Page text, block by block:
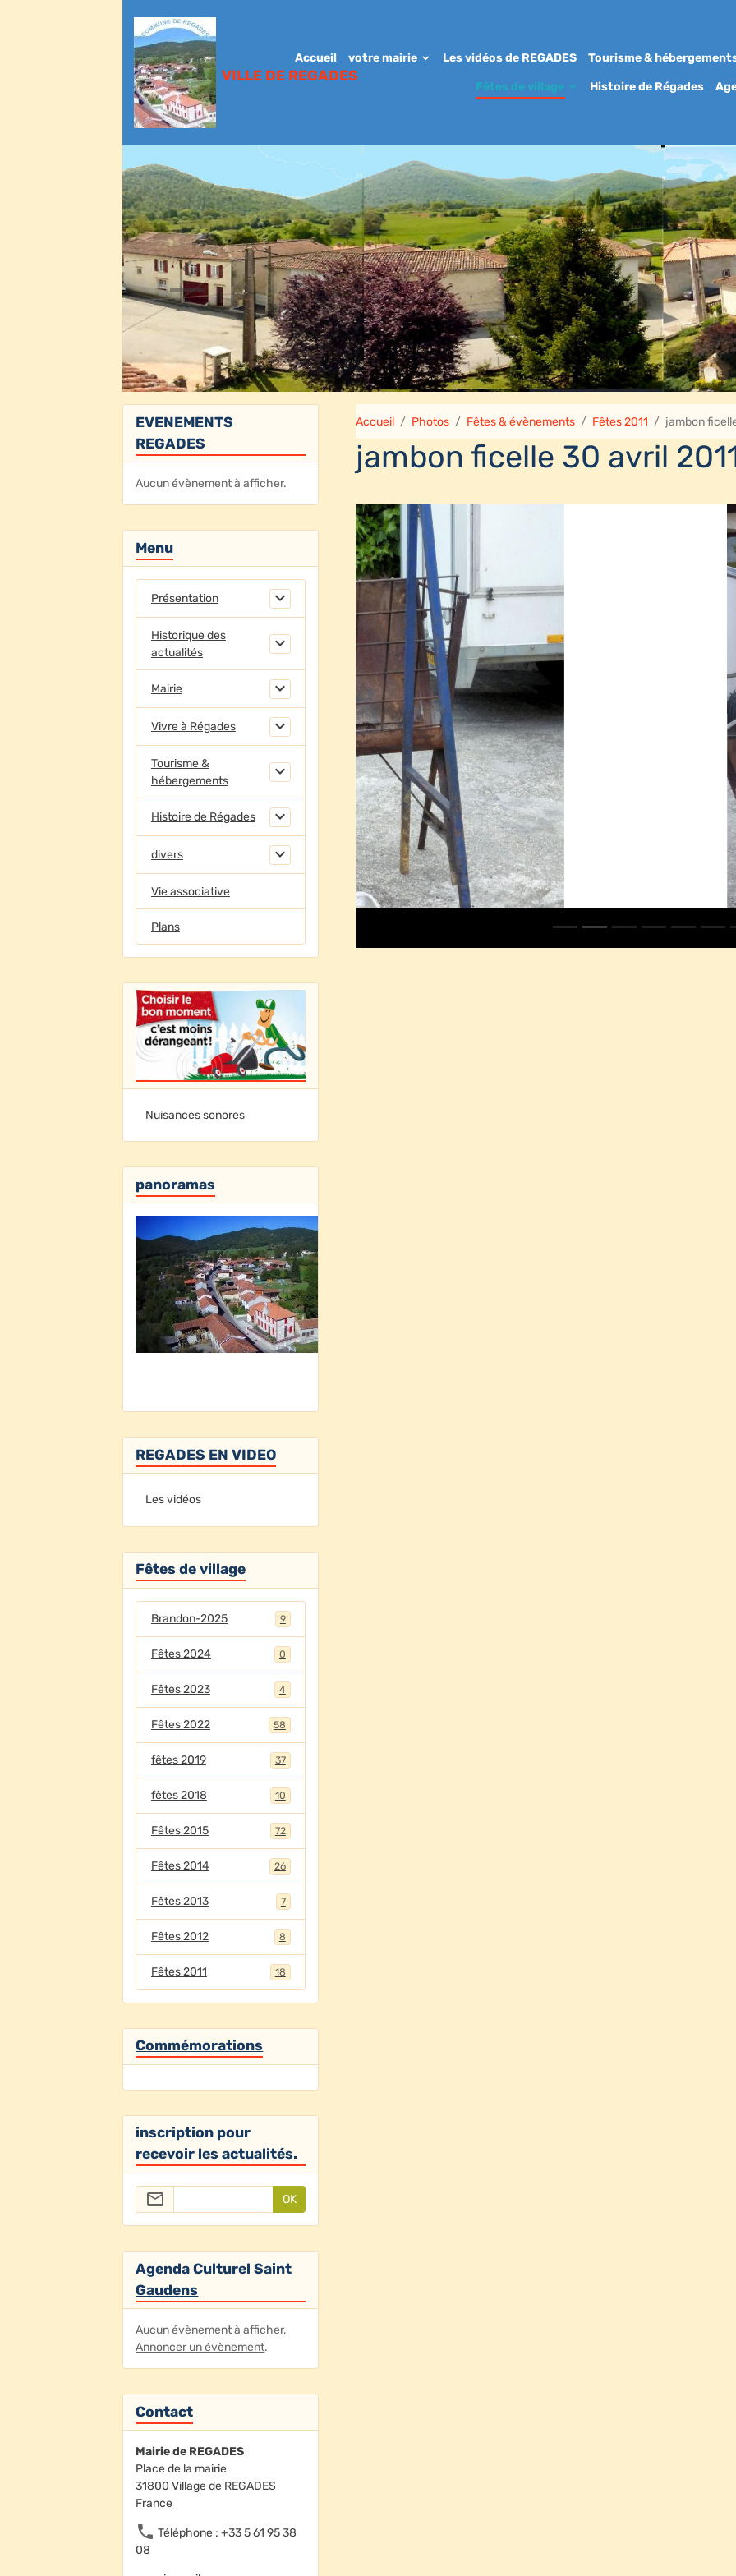
VILLE DE REGADES
Accueil votre mairie Les vidéos de REGADES Tourisme &
Fêtes de village Histoire de Régades
Accueil Photos Fêtes & évènements Fêtes 2011 jambon
jambon ficelle 30 avril
deux magifiques
EVENEMENTS
REGADES
Aucun évènement à afficher.
Menu
Présentation
Historique des
actualités
Mairie
Vivre à Régades
Tourisme &
hébergements
Histoire de Régades
divers
Vie associative
Plans
Nuisances sonores
panoramas
REGADES EN VIDEO
Les vidéos
Fêtes de village
Brandon-2025 9
Fêtes 2024 0
Fêtes 2023 4
Fêtes 2022 58
fêtes 2019 37
fêtes 2018 10
Fêtes 2015 72
Fêtes 2014 26
Fêtes 2013 7
Fêtes 2012 8
Fêtes 2011 18
Commémorations
inscription pour
recevoir les actualités.
OK
Agenda Culturel Saint
Gaudens
Aucun évènement à afficher,
Annoncer un évènement.
Contact
Mairie de REGADES
Place de la mairie
31800 Village de REGADES
France
Téléphone : +33 5 61 95 38
08